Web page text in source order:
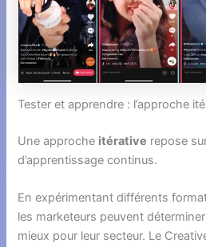
Tester et apprendre : l’approche
Une approche itérative repose
d’apprentissage continus.
En expérimentant différents
les marketeurs peuvent
mieux pour leur secteur. Le